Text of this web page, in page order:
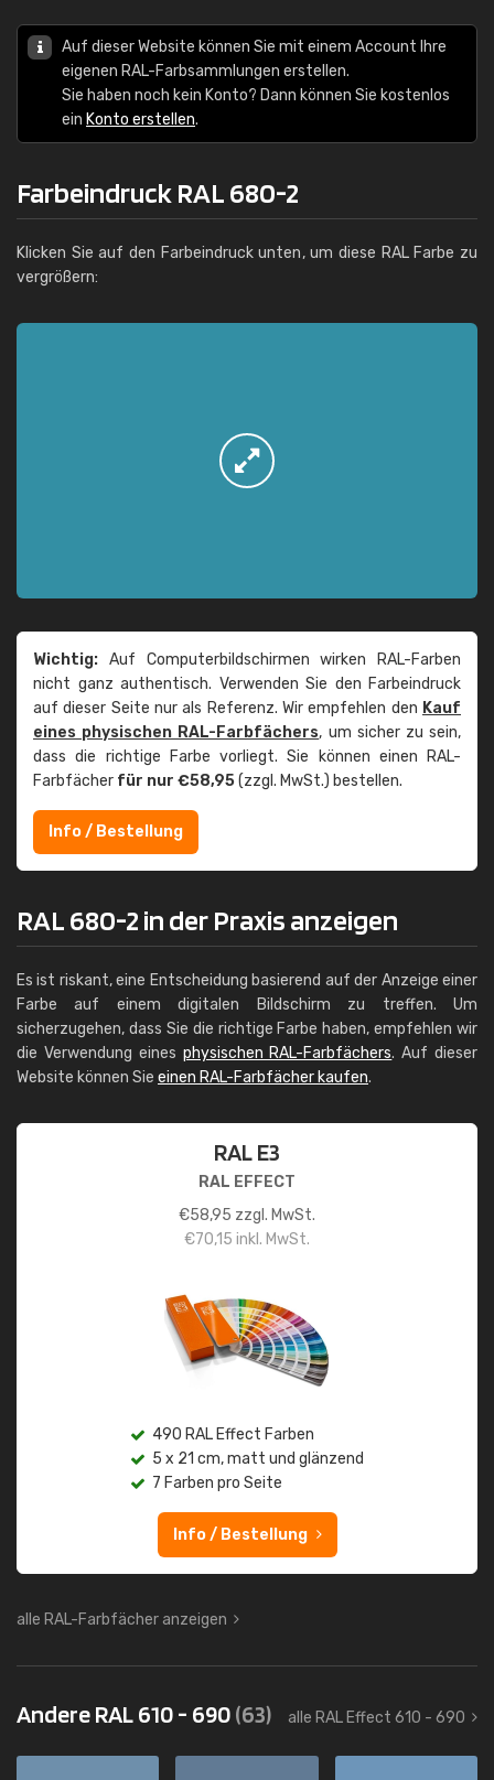
Auf dieser Website können Sie mit einem Account Ihre
eigenen RAL-Farbsammlungen erstellen.
Sie haben noch kein Konto? Dann können Sie kostenlos
ein Konto erstellen.
Farbeindruck RAL 680-2
Klicken Sie auf den Farbeindruck unten, um diese RAL Farbe zu
vergrößern:
Wichtig: Auf Computerbildschirmen wirken RAL-Farben
nicht ganz authentisch. Verwenden Sie den Farbeindruck
auf dieser Seite nur als Referenz. Wir empfehlen den Kauf
eines physischen RAL-Farbfächers, um sicher zu sein,
dass die richtige Farbe vorliegt. Sie können einen RAL-
Farbfächer für nur €58,95(zzgl. MwSt.) bestellen.
Info / Bestellung
RAL 680-2 in der Praxis anzeigen
Es ist riskant, eine Entscheidung basierend auf der Anzeige einer
Farbe auf einem digitalen Bildschirm zu treffen. Um
sicherzugehen, dass Sie die richtige Farbe haben, empfehlen wir
die Verwendung eines physischen RAL-Farbfächers. Auf dieser
Website können Sie einen RAL-Farbfächer kaufen.
RAL E3
RAL EFFECT
€58,95 zzgl. MwSt.
€70,15 inkl. MwSt.
490 RAL Effect Farben
5 x 21 cm, matt und glänzend
7 Farben pro Seite
Info / Bestellung
alle RAL-Farbfächer anzeigen
Andere RAL 610 - 690(63) alle RAL Effect 610 - 690